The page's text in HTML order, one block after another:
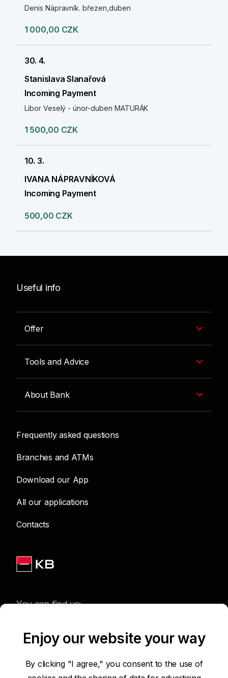
Denis Nápravník. březen,duben
1 000,00 CZK
30. 4.
Stanislava Slanařová
Incoming Payment
Libor Veselý - únor-duben MATURÁK
1 500,00 CZK
10. 3.
IVANA NÁPRAVNÍKOVÁ
Incoming Payment
500,00 CZK
Useful info
Offer
Tools and Advice
About Bank
Frequently asked questions
Branches and ATMs
Download our App
All our applications
Contacts
You can find us:
Terms of Use of the Website
Enjoy our website your way
By clicking "I agree," you consent to the use of